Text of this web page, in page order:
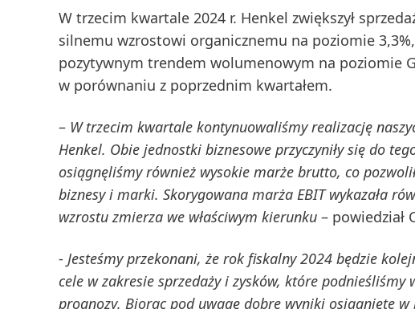
W trzecim kwartale 2024 r. Henkel zwiększył
silnemu wzrostowi organicznemu na poziomie
pozytywnym trendem wolumenowym na poziomie
w porównaniu z poprzednim kwartałem.
– W trzecim kwartale kontynuowaliśmy realizację
Henkel. Obie jednostki biznesowe przyczyniły się do
osiągnęliśmy również wysokie marże brutto, co
biznesy i marki. Skorygowana marża EBIT wykazała
wzrostu zmierza we właściwym kierunku – powiedział
- Jesteśmy przekonani, że rok fiskalny 2024 będzie
cele w zakresie sprzedaży i zysków, które
prognozy. Biorąc pod uwagę dobre wyniki osiągnięte